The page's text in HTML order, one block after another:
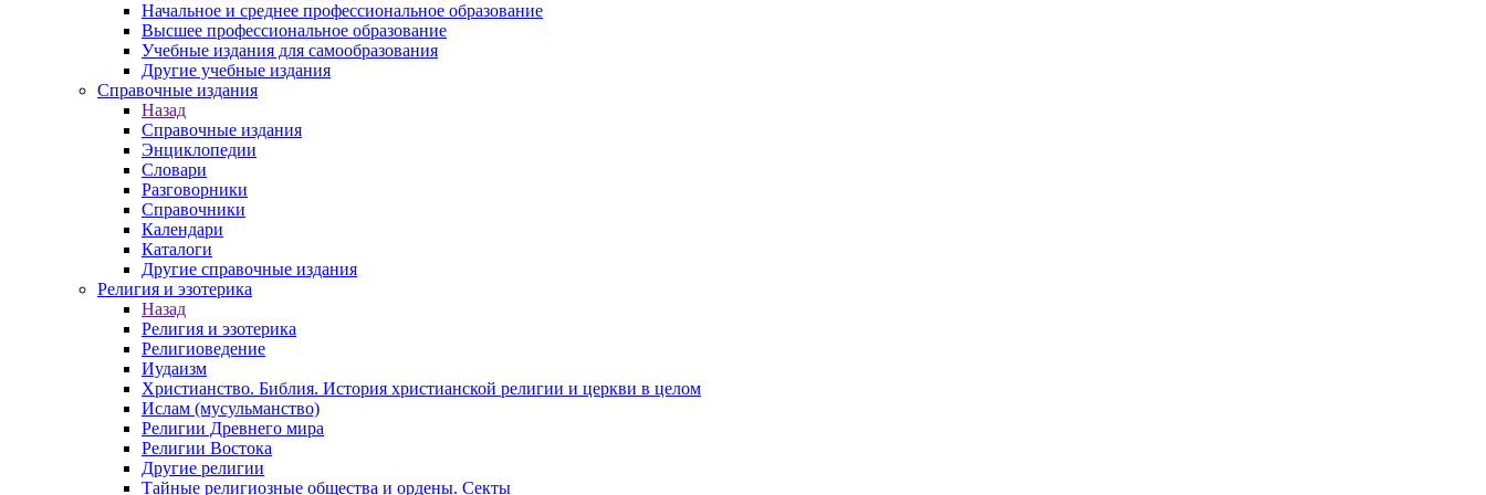
Начальное и среднее профессиональное образование
Высшее профессиональное образование
Учебные издания для самообразования
Другие учебные издания
Справочные издания
Назад
Справочные издания
Энциклопедии
Словари
Разговорники
Справочники
Календари
Каталоги
Другие справочные издания
Религия и эзотерика
Назад
Религия и эзотерика
Религиоведение
Иудаизм
Христианство. Библия. История христианской религии и церкви в целом
Ислам (мусульманство)
Религии Древнего мира
Религии Востока
Другие религии
Тайные религиозные общества и ордены. Секты